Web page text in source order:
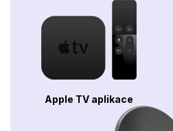
Apple TV aplikace